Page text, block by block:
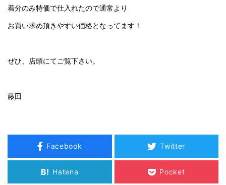
着分のみ特価で仕入れたので通常より
お買い求め頂きやすい価格となってます！
ぜひ、店頭にてご覧下さい。
藤田
Facebook Twitter
B! Hatena Pocket